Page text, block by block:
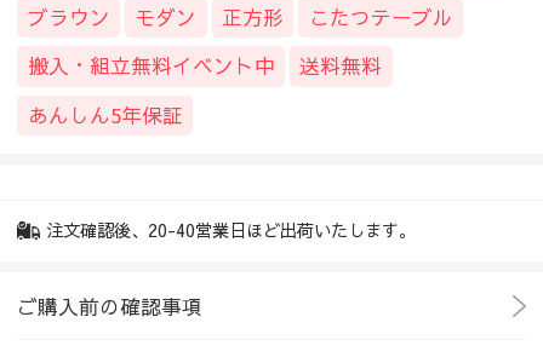
ブラウン
モダン 正方形
こたつテーブル
搬入・組立無料イベント中
送料無料
あんしん5年保証
注文確認後、20-40営業日ほど出荷いたします。
ご購入前の確認事項